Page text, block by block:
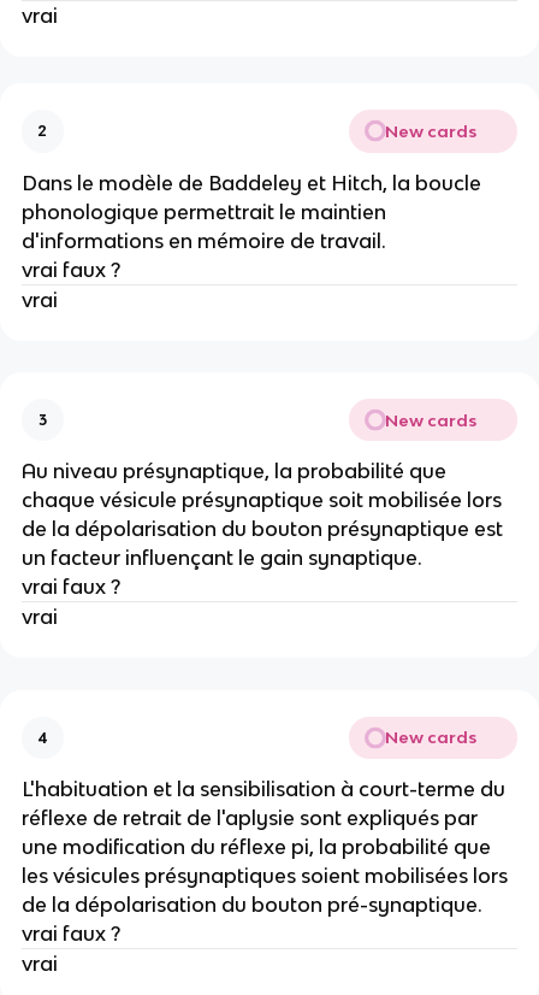
vrai
2 New cards
Dans le modèle de Baddeley et Hitch, la boucle
phonologique permettrait le maintien
d'informations en mémoire de travail.
vrai faux ?
vrai
3 New cards
Au niveau présynaptique, la probabilité que
chaque vésicule présynaptique soit mobilisée lors
de la dépolarisation du bouton présynaptique est
un facteur influençant le gain synaptique.
vrai faux ?
vrai
4 New cards
L'habituation et la sensibilisation à court-terme du
réflexe de retrait de l'aplysie sont expliqués par
une modification du réflexe pi, la probabilité que
les vésicules présynaptiques soient mobilisées lors
de la dépolarisation du bouton pré-synaptique.
vrai faux ?
vrai